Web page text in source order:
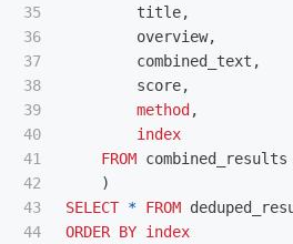
35
36
37
38
39
40
41
42
43
44
title,
overview,
combined_text ,
score,
method ,
index
FROM combined_results
)
SELECT * FROM
ORDER BY index